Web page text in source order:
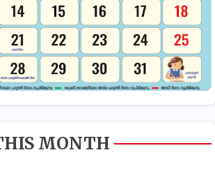
MONTH